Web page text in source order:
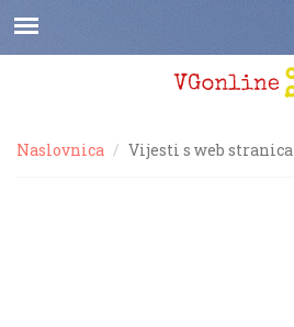
Naslovnica Vijesti s web stranica